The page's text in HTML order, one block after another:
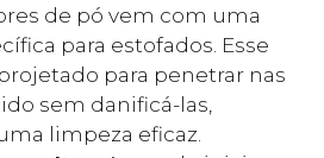
de pó vem com uma
para estofados. Esse
para penetrar nas
sem danificá-las,
limpeza eficaz.